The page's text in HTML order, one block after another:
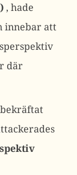
, hade
innebar att
där